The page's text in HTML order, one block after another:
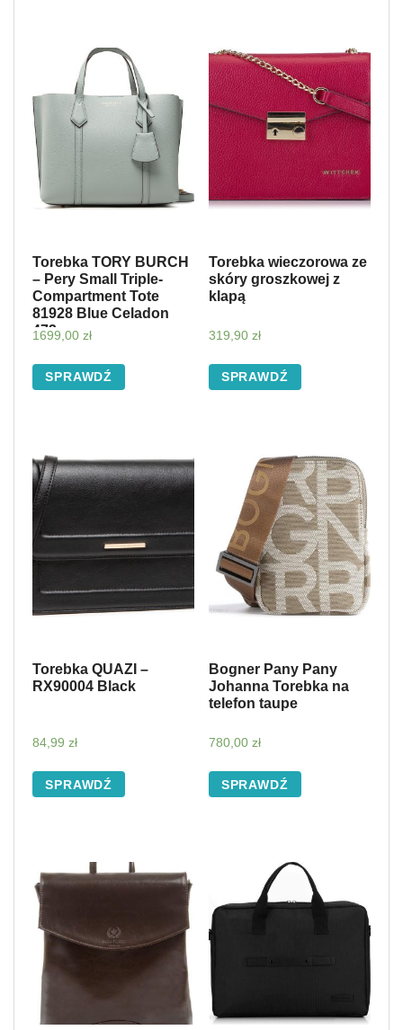
Torebka TORY BURCH
– Pery Small Triple-
Compartment Tote
81928 Blue Celadon
473
1699,00 zł
SPRAWDŹ
Torebka wieczorowa ze
skóry groszkowej z
klapą
319,90 zł
SPRAWDŹ
Torebka QUAZI –
RX90004 Black
84,99 zł
SPRAWDŹ
Bogner Pany Pany
Johanna Torebka na
telefon taupe
780,00 zł
SPRAWDŹ